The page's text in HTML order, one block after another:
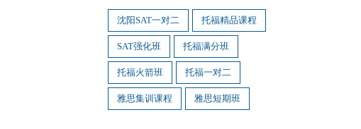
沈阳SAT一对二 托福精品课程
SAT强化班 托福满分班
托福火箭班 托福一对二
雅思集训课程 雅思短期班